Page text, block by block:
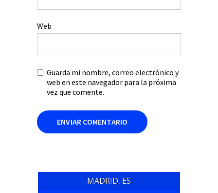
Web
Guarda mi nombre, correo electrónico y
web en este navegador para la próxima
vez que comente.
MADRID, ES